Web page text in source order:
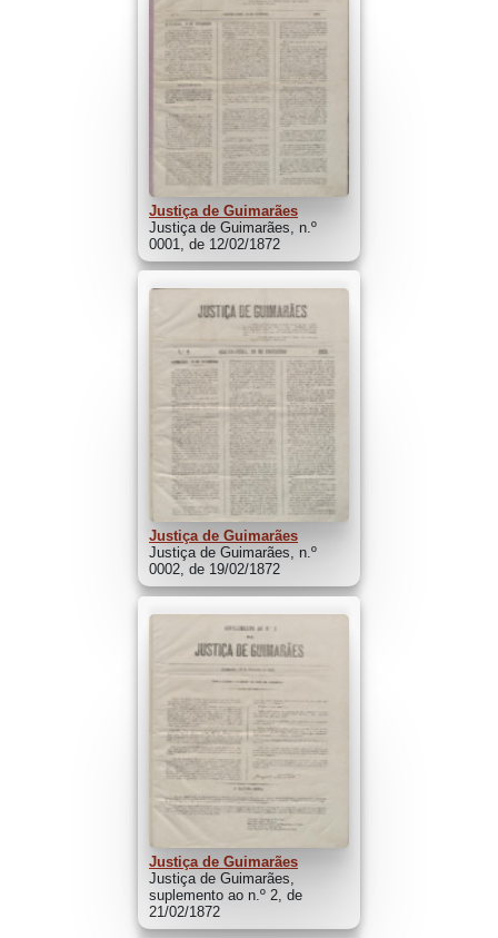
Justiça de Guimarães
Justiça de Guimarães, n.º
0001, de 12/02/1872
Justiça de Guimarães
Justiça de Guimarães, n.º
0002, de 19/02/1872
Justiça de Guimarães
Justiça de Guimarães,
suplemento ao n.º 2, de
21/02/1872